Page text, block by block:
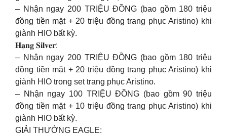
– Nhận ngay 200 TRIỆU ĐỒNG (bao gồm 180 triệu
đồng tiền mặt + 20 triệu đồng trang phục Aristino) khi
giành HIO bất kỳ.
𝐇𝐚̣𝐧𝐠 𝐒𝐢𝐥𝐯𝐞𝐫:
– Nhận ngay 200 TRIỆU ĐỒNG (bao gồm 180 triệu
đồng tiền mặt + 20 triệu đồng trang phục Aristino) khi
giành HIO trong set trang phục Aristino.
– Nhận ngay 100 TRIỆU ĐỒNG (bao gồm 90 triệu
đồng tiền mặt + 10 triệu đồng trang phục Aristino) khi
giành HIO bất kỳ.
GIẢI THƯỞNG EAGLE: